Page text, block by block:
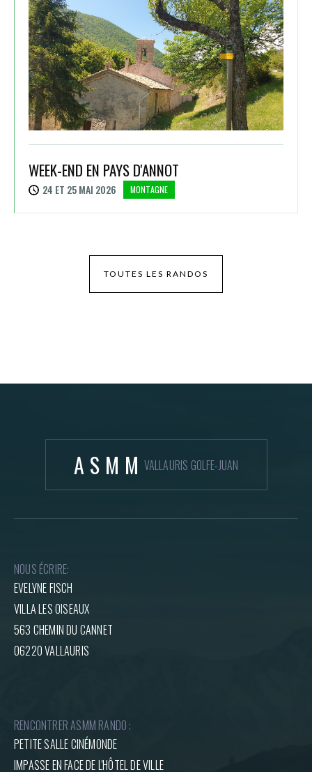
WEEK-END EN PAYS D'ANNOT
24 ET 25 MAI 2026 MONTAGNE
TOUTES LES RANDOS
ASMM VALLAURIS GOLFE-JUAN
NOUS ÉCRIRE:
EVELYNE FISCH
VILLA LES OISEAUX
563 CHEMIN DU CANNET
06220 VALLAURIS
RENCONTRER ASMM RANDO :
PETITE SALLE CINÉMONDE
IMPASSE EN FACE DE L'HÔTEL DE VILLE